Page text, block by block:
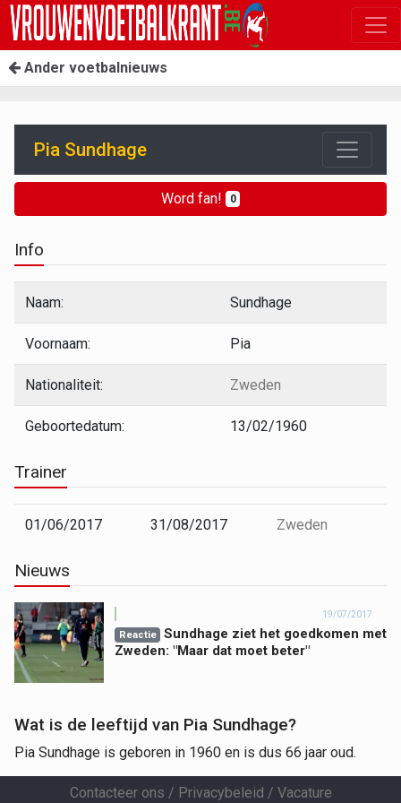
Ander voetbalnieuws
Pia Sundhage
Word fan! 0
Info
Naam: Sundhage
Voornaam: Pia
Nationaliteit: Zweden
Geboortedatum: 13/02/1960
Trainer
01/06/2017 31/08/2017 Zweden
Nieuws
19/07/2017
Reactie
Sundhage ziet het goedkomen met
Zweden: "Maar dat moet beter"
Wat is de leeftijd van Pia Sundhage?
Pia Sundhage is geboren in 1960 en is dus 66 jaar oud.
Contacteer ons / Privacybeleid / Vacature